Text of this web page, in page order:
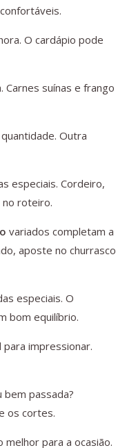
O cardápio pode
Carnes suínas e frango
Outra
especiais. Cordeiro,
no roteiro.
variados completam a
aposte no churrasco
especiais. O
bom equilíbrio.
para impressionar.
bem passada?
os cortes.
para a ocasião.